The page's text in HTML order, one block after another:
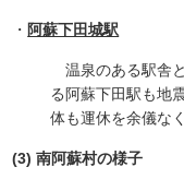
・ 阿蘇下田城駅
温泉のある駅舎
る阿蘇下田駅も地
体も運休を余儀な
(3) 南阿蘇村の様子